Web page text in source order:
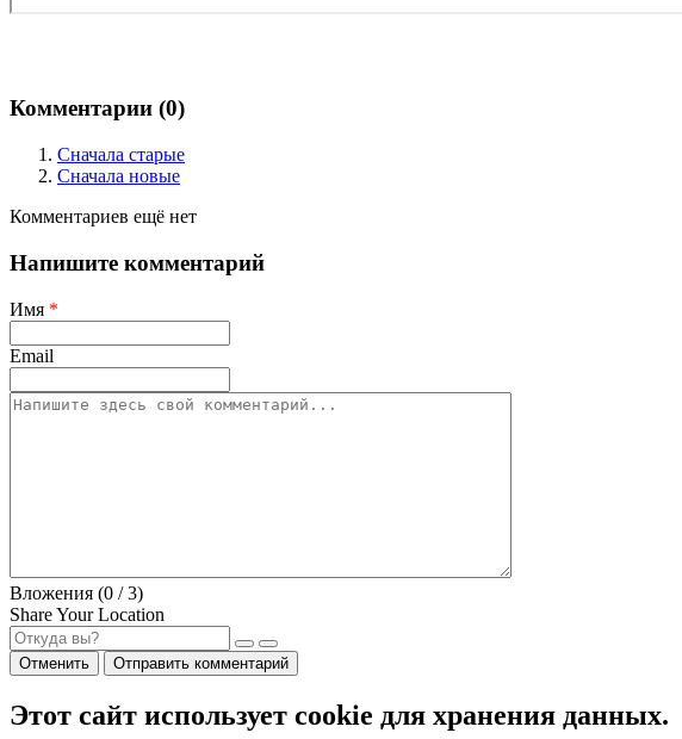
Комментарии (0)
Сначала старые
Сначала новые
Комментариев ещё нет
Напишите комментарий
Имя *
Email
Вложения (0 / 3)
Share Your Location
Отменить Отправить комментарий
Этот сайт использует cookie для хранения данных.